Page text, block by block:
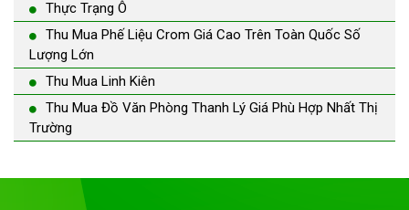
Thực Trạng Ô
Thu Mua Phế Liệu Crom Giá Cao Trên Toàn Quốc Số
Lượng Lớn
Thu Mua Linh Kiên
Thu Mua Đồ Văn Phòng Thanh Lý Giá Phù Hợp Nhất Thị
Trường